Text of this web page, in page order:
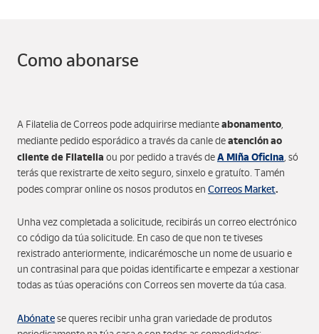
Como abonarse
A Filatelia de Correos pode adquirirse medianteabonamento,
mediante pedido esporádico a través da canle deatención ao
cliente de Filatelia ou por pedido a través deA Miña Oficina, só
terás que rexistrarte de xeito seguro, sinxelo e gratuíto. Tamén
podes comprar online os nosos produtos en Correos Market.
Unha vez completada a solicitude, recibirás un correo electrónico
co código da túa solicitude. En caso de que non te tiveses
rexistrado anteriormente, indicarémosche un nome de usuario e
un contrasinal para que poidas identificarte e empezar a xestionar
todas as túas operacións con Correos sen moverte da túa casa.
Abónatese queres recibir unha gran variedade de produtos